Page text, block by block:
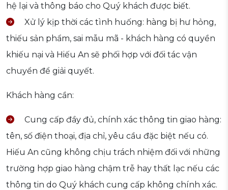
hệ lại và thông báo cho Quý khách được biết.
Xử lý kịp thời các tình huống: hàng bị hư hỏng,
thiếu sản phẩm, sai mẫu mã - khách hàng có quyền
khiếu nại và Hiếu An sẽ phối hợp với đối tác vận
chuyển để giải quyết.
Khách hàng cần:
Cung cấp đầy đủ, chính xác thông tin giao hàng:
tên, số điện thoại, địa chỉ, yêu cầu đặc biệt nếu có.
Hiếu An cũng không chịu trách nhiệm đối với những
trường hợp giao hàng chậm trễ hay thất lạc nếu các
thông tin do Quý khách cung cấp không chính xác.